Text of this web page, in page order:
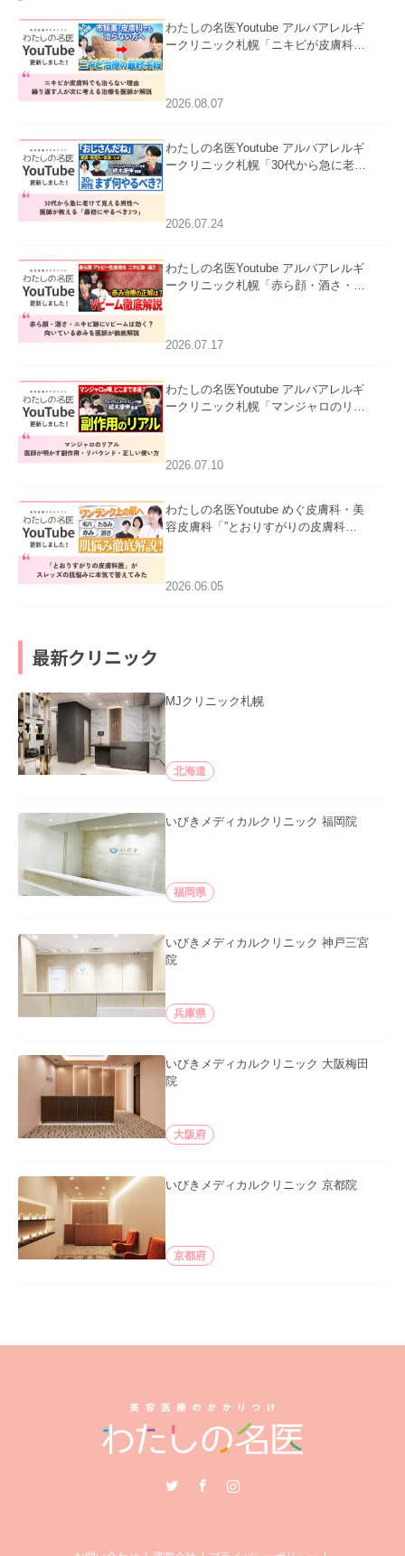
わたしの名医Youtube アルバアレルギ
ークリニック札幌「ニキビが皮膚科で
ました。
2026.08.07
わたしの名医Youtube アルバアレルギ
ークリニック札幌「30代から急に老け
た。
2026.07.24
わたしの名医Youtube アルバアレルギ
ークリニック札幌「赤ら顔・酒さ・ニ
ました。
2026.07.17
わたしの名医Youtube アルバアレルギ
ークリニック札幌「マンジャロのリア
た。
2026.07.10
わたしの名医Youtube めぐ皮膚科・美
容皮膚科「”とおりすがりの皮膚科
2026.06.05
最新クリニック
MJクリニック札幌
北海道
いびきメディカルクリニック 福岡院
福岡県
いびきメディカルクリニック 神戸三宮
院
兵庫県
いびきメディカルクリニック 大阪梅田
院
大阪府
いびきメディカルクリニック 京都院
京都府
Instagram